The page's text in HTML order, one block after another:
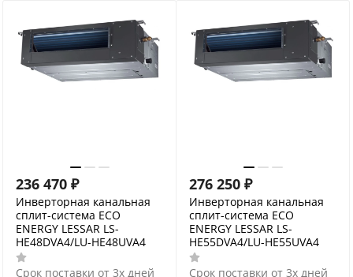
236 470 ₽
Инверторная канальная
сплит-система ECO
ENERGY LESSAR LS-
HE48DVA4/LU-HE48UVA4
Срок поставки от 3х дней
276 250 ₽
Инверторная канальная
сплит-система ECO
ENERGY LESSAR LS-
HE55DVA4/LU-HE55UVA4
Срок поставки от 3х дней